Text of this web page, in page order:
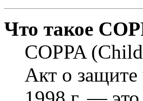
Что такое
COPPA
Акт о защите